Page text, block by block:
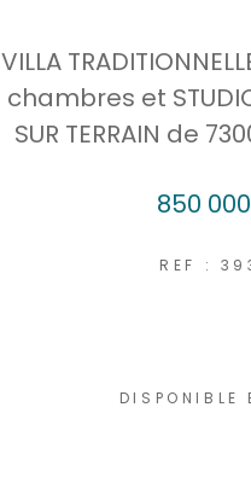
VILLA
chambres et
SUR TERRAIN de
850
REF :
DISPONIBLE